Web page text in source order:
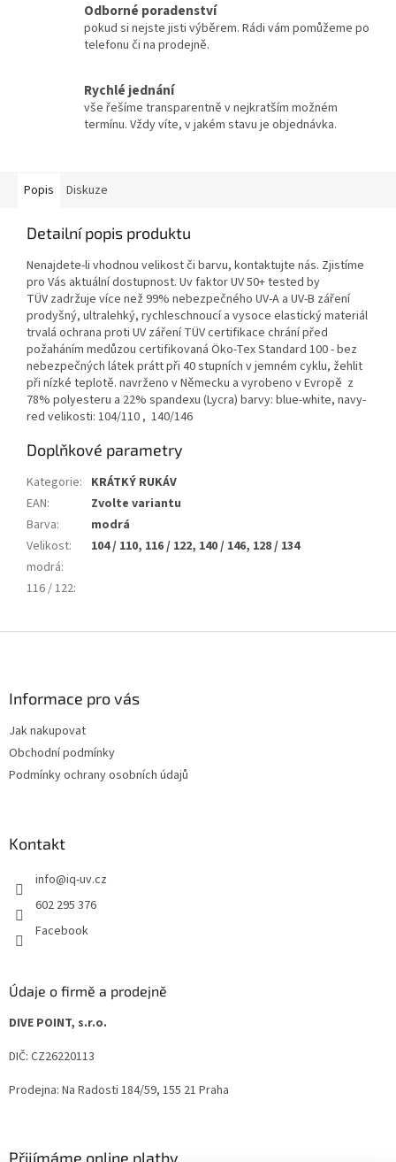
Odborné poradenství
pokud si nejste jisti výběrem. Rádi vám pomůžeme po
telefonu či na prodejně.
Rychlé jednání
vše řešíme transparentně v nejkratším možném
termínu. Vždy víte, v jakém stavu je objednávka.
Popis Diskuze
Detailní popis produktu
Nenajdete-li vhodnou velikost či barvu, kontaktujte nás. Zjistíme
pro Vás aktuální dostupnost. Uv faktor UV 50+ tested by
TÜV zadržuje více než 99% nebezpečného UV-A a UV-B záření
prodyšný, ultralehký, rychleschnoucí a vysoce elastický materiál
trvalá ochrana proti UV záření TÜV certifikace chrání před
požaháním medůzou certifikovaná Öko-Tex Standard 100 - bez
nebezpečných látek prátt při 40 stupních v jemném cyklu, žehlit
při nízké teplotě. navrženo v Německu a vyrobeno v Evropě z
78% polyesteru a 22% spandexu (Lycra) barvy: blue-white, navy-
red velikosti: 104/110 , 140/146
Doplňkové parametry
Kategorie: KRÁTKÝ RUKÁV
EAN:
Zvolte variantu
Barva:
modrá
Velikost:
104 / 110, 116 / 122, 140 / 146, 128 / 134
modrá:
116 / 122:
Informace pro vás
Jak nakupovat
Obchodní podmínky
Podmínky ochrany osobních údajů
Kontakt
info@iq-uv.cz
602 295 376
Facebook
Údaje o firmě a prodejně
DIVE POINT, s.r.o.
DIČ: CZ26220113
Prodejna: Na Radosti 184/59, 155 21 Praha
Přijímáme online platby